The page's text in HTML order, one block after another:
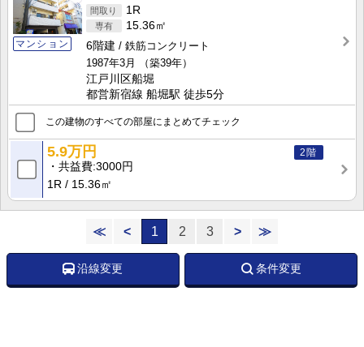
マンション
1R
15.36㎡
6階建
鉄筋コンクリート
1987年3月
（築39年）
江戸川区船堀
都営新宿線 船堀駅 徒歩5分
この建物のすべての部屋にまとめてチェック
2階
5.9万円
共益費 3000円
1R
15.36㎡
≪ < 1 2 3 > ≫
沿線変更 条件変更